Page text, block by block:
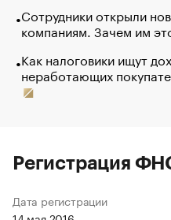
Сотрудники открыли
компаниям. Зачем им
Как налоговики ищут
неработающих
Регистрация
Дата регистрации